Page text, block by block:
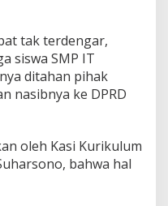
tak terdengar,
siswa SMP IT
ditahan pihak
nasibnya ke DPRD
oleh Kasi Kurikulum
bahwa hal